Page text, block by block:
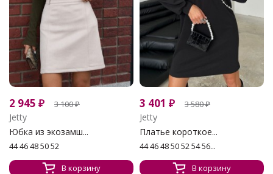
2 945 ₽ 3 100₽
Jetty
Юбка из экозамш...
44 46 48 50 52
В корзину
3 401 ₽ 3 580₽
Jetty
Платье короткое...
44 46 48 50 52 54 56...
В корзину